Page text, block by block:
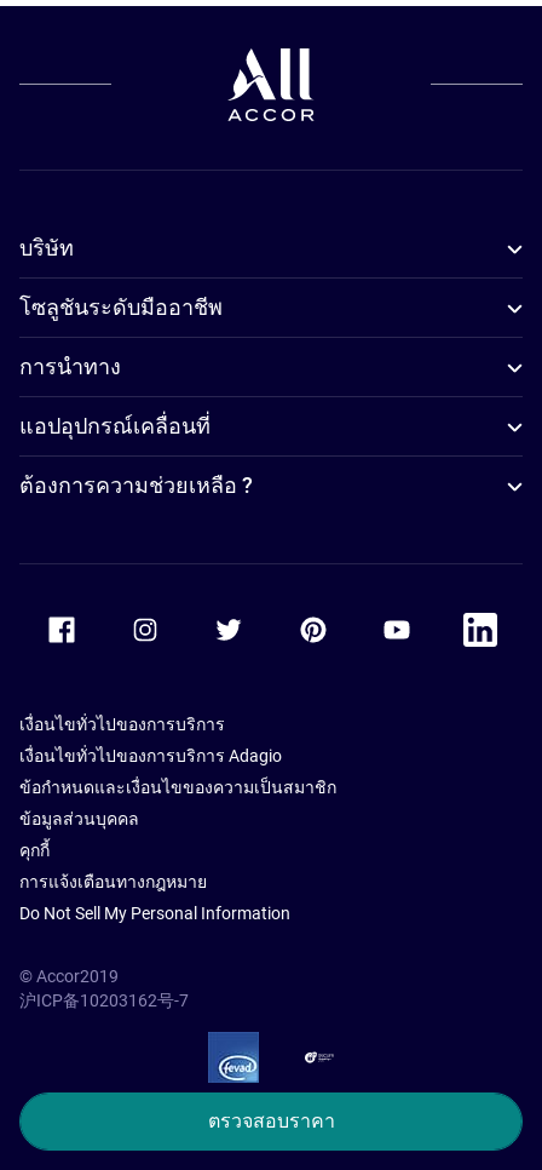
ตรวจสอบราคา
บริษัท
โซลูชันระดับมืออาชีพ
การนำทาง
แอปอุปกรณ์เคลื่อนที่
ต้องการความช่วยเหลือ ?
Accor Facebook Accor TwitterAccor PinterestAccor Youtube
Accor
เงื่อนไขทั่วไปของการบริการ
เงื่อนไขทั่วไปของการบริการ Adagio
ข้อกำหนดและเงื่อนไขของความเป็นสมาชิก
ข้อมูลส่วนบุคคล
คุกกี้
การแจ้งเตือนทางกฎหมาย
Do Not Sell My Personal Information
© Accor2019
沪ICP备10203162号-7